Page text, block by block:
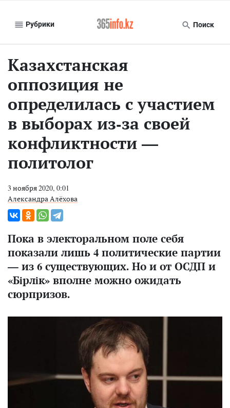
Рубрики Поиск
Казахстанская
оппозиция не
определилась с участием
в выборах из-за своей
конфликтности —
политолог
3 ноября 2020, 0:01
Александра Алёхова
Пока в электоральном поле себя
показали лишь 4 политические партии
— из 6 существующих. Но и от ОСДП и
«Бiрлiк» вполне можно ожидать
сюрпризов.